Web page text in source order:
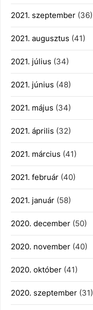
2021. szeptember (36)
2021. augusztus (41)
2021. július (34)
2021. június (48)
2021. május (34)
2021. április (32)
2021. március (41)
2021. február (40)
2021. január (58)
2020. december (50)
2020. november (40)
2020. október (41)
2020. szeptember (31)